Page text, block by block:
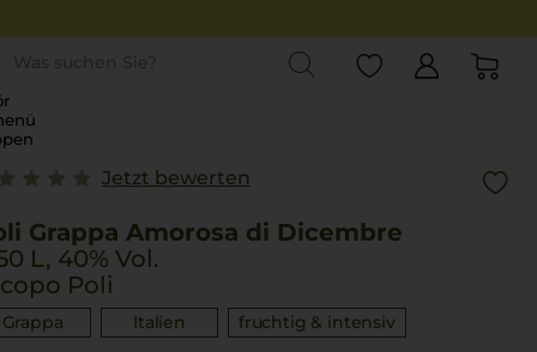
Jetzt bewerten
Grappa Amorosa di Dicembre
L, 40% Vol.
Poli
Grappa Italien fruchtig & intensiv